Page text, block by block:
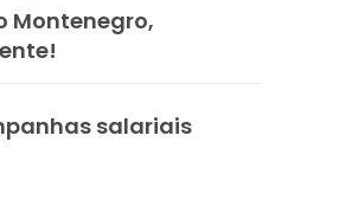
Montenegro,
salariais